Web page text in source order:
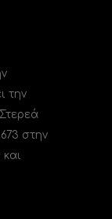
την
στην